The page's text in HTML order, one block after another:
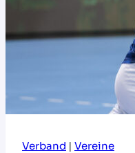
Verband | Vereine